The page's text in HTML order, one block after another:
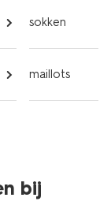
sokken
maillots
bij